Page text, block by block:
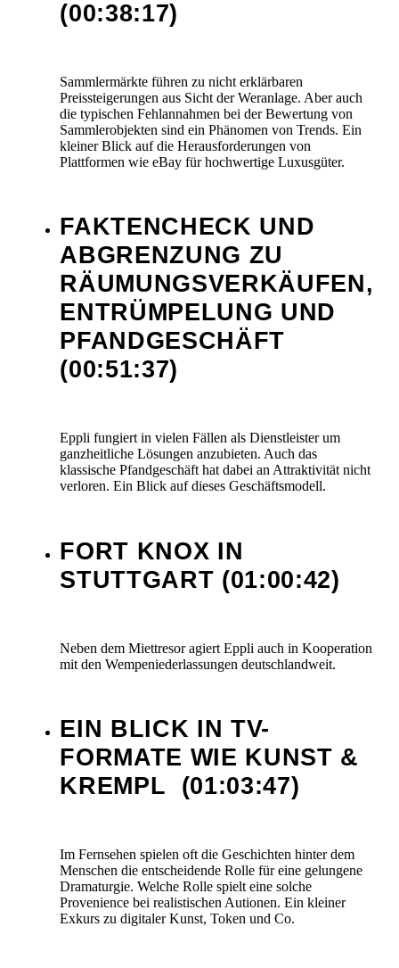
(00:38:17)
Sammlermärkte führen zu nicht erklärbaren
Preissteigerungen aus Sicht der Weranlage. Aber auch
die typischen Fehlannahmen bei der Bewertung von
Sammlerobjekten sind ein Phänomen von Trends. Ein
kleiner Blick auf die Herausforderungen von
Plattformen wie eBay für hochwertige Luxusgüter.
FAKTENCHECK UND
ABGRENZUNG ZU
RÄUMUNGSVERKÄUFEN,
ENTRÜMPELUNG UND
PFANDGESCHÄFT
(00:51:37)
Eppli fungiert in vielen Fällen als Dienstleister um
ganzheitliche Lösungen anzubieten. Auch das
klassische Pfandgeschäft hat dabei an Attraktivität nicht
verloren. Ein Blick auf dieses Geschäftsmodell.
FORT KNOX IN
STUTTGART (01:00:42)
Neben dem Miettresor agiert Eppli auch in Kooperation
mit den Wempeniederlassungen deutschlandweit.
EIN BLICK IN TV-
FORMATE WIE KUNST &
KREMPL (01:03:47)
Im Fernsehen spielen oft die Geschichten hinter dem
Menschen die entscheidende Rolle für eine gelungene
Dramaturgie. Welche Rolle spielt eine solche
Provenience bei realistischen Autionen. Ein kleiner
Exkurs zu digitaler Kunst, Token und Co.